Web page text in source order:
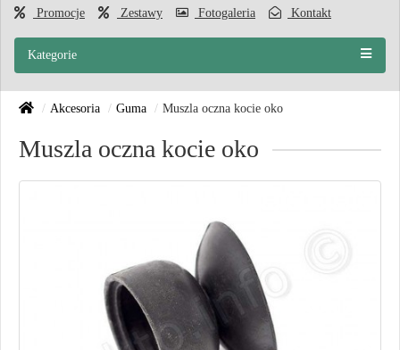
Promocje Zestawy Fotogaleria Kontakt
Kategorie
Akcesoria Guma Muszla oczna kocie oko
Muszla oczna kocie oko